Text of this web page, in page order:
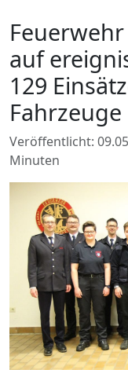
auf
129
Fahrzeuge
Veröffentlicht:
Minuten